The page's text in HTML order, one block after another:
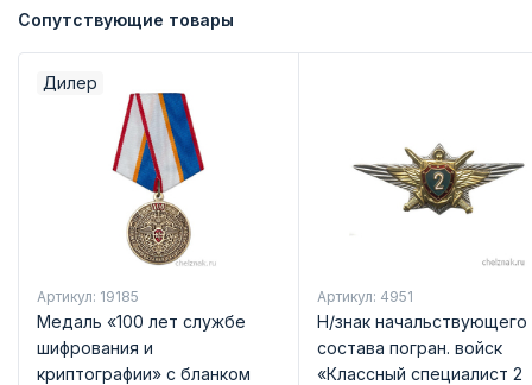
Сопутствующие товары
Дилер
Артикул: 19185
Медаль «100 лет службе
шифрования и
криптографии» с бланком
Артикул: 4951
Н/знак начальствующего
состава погран. войск
«Классный специалист 2